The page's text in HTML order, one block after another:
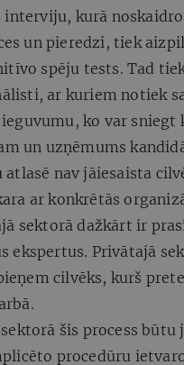
interviju, kurā
un pieredzi, tiek
spēju tests. Tad
ar kuriem notiek
ko var sniegt
un uzņēmums
atlasē nav jāiesaista
ar konkrētās
sektorā dažkārt ir
ekspertus. Privātajā
cilvēks, kurš
šis process būtu
procedūru